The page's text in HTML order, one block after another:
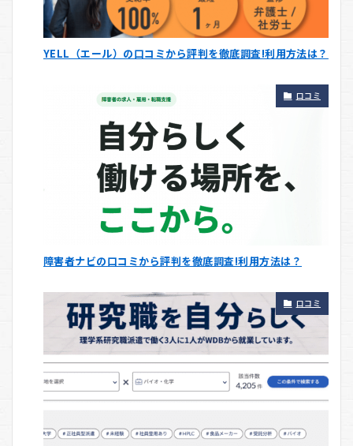
YELL（エール）の口コミから評判を徹底調査!利用方法は？
口コミ
障害者ナビの口コミから評判を徹底調査!利用方法は？
口コミ